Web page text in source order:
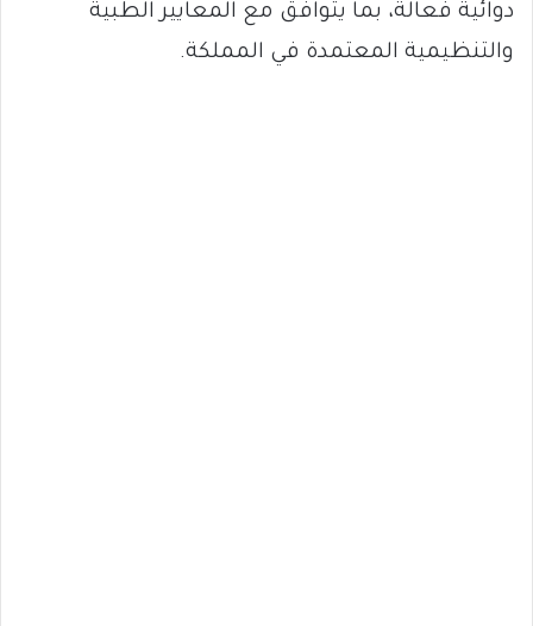
دوائية فعالة، بما يتوافق مع المعايير الطبية
والتنظيمية المعتمدة في المملكة.